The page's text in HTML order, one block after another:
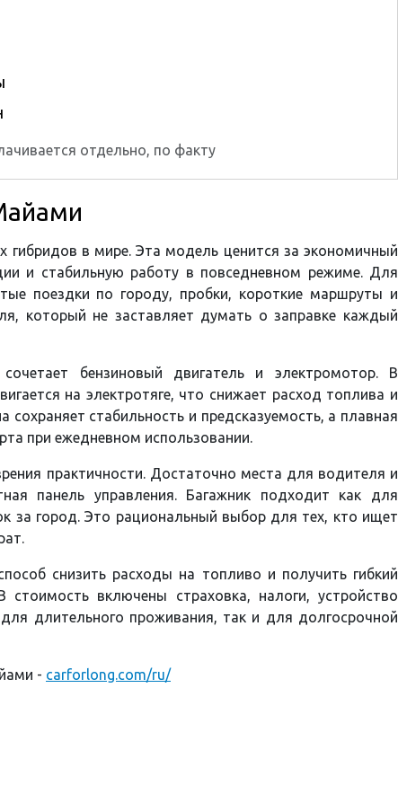
отдельно, по факту
гибридов в мире. Эта модель ценится за экономичный
и стабильную работу в повседневном режиме. Для
поездки по городу, пробки, короткие маршруты и
который не заставляет думать о заправке каждый
бензиновый двигатель и электромотор. В
на электротяге, что снижает расход топлива и
стабильность и предсказуемость, а плавная
при ежедневном использовании.
практичности. Достаточно места для водителя и
панель управления. Багажник подходит как для
за город. Это рациональный выбор для тех, кто ищет
снизить расходы на топливо и получить гибкий
включены страховка, налоги, устройство
длительного проживания, так и для долгосрочной
- carforlong.com/ru/